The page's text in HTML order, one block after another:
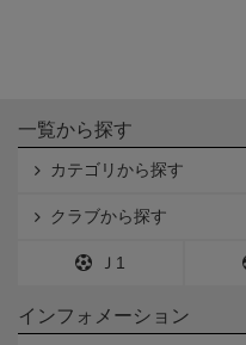
一覧から探す
カテゴリから探す
クラブから探す
Ｊ1
インフォメーション